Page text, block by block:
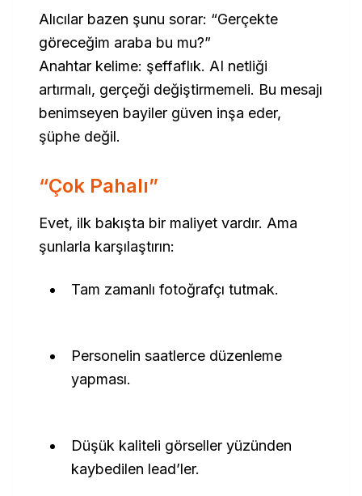
Alıcılar bazen şunu sorar: “Gerçekte
göreceğim araba bu mu?”
Anahtar kelime: şeffaflık. AI netliği
artırmalı, gerçeği değiştirmemeli. Bu mesajı
benimseyen bayiler güven inşa eder,
şüphe değil.
“Çok Pahalı”
Evet, ilk bakışta bir maliyet vardır. Ama
şunlarla karşılaştırın:
Tam zamanlı fotoğrafçı tutmak.
Personelin saatlerce düzenleme
yapması.
Düşük kaliteli görseller yüzünden
kaybedilen lead’ler.